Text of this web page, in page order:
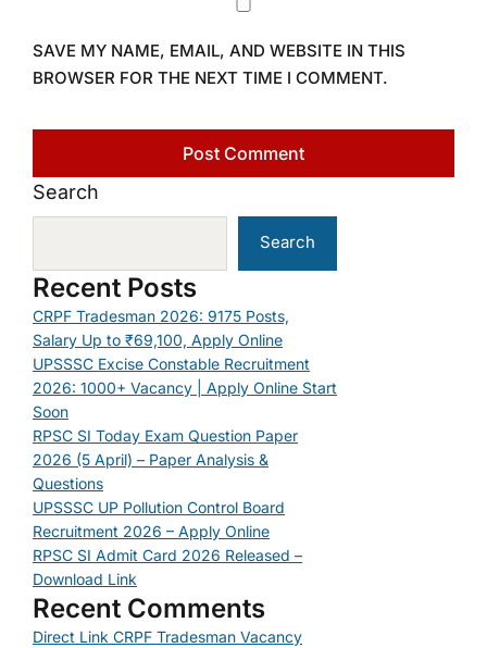
SAVE MY NAME, EMAIL, AND WEBSITE IN THIS
BROWSER FOR THE NEXT TIME I COMMENT.
Search
Search
Recent Posts
CRPF Tradesman 2026: 9175 Posts,
Salary Up to ₹69,100, Apply Online
UPSSSC Excise Constable Recruitment
2026: 1000+ Vacancy | Apply Online Start
Soon
RPSC SI Today Exam Question Paper
2026 (5 April) – Paper Analysis &
Questions
UPSSSC UP Pollution Control Board
Recruitment 2026 – Apply Online
RPSC SI Admit Card 2026 Released –
Download Link
Recent Comments
Direct Link CRPF Tradesman Vacancy